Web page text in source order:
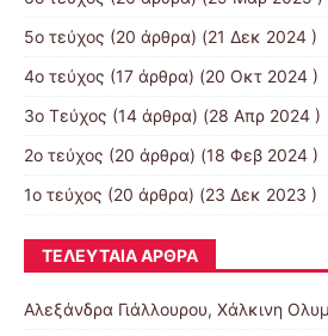
5ο τεύχος (20 άρθρα) (21 Δεκ 2024 )
4ο τεύχος (17 άρθρα) (20 Οκτ 2024 )
3ο Τεύχος (14 άρθρα) (28 Απρ 2024 )
2ο τεύχος (20 άρθρα) (18 Φεβ 2024 )
1ο τεύχος (20 άρθρα) (23 Δεκ 2023 )
ΤΕΛΕΥΤΑΊΑ ΆΡΘΡΑ
Αλεξάνδρα Γιάλλουρου, Χάλκινη